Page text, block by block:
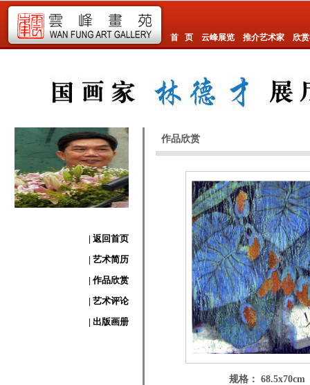
首 页 云峰展览 推介艺术家 欣
| 返回首页
| 艺术简历
| 作品欣赏
| 艺术评论
| 出版画册
作品欣赏
规格： 68.5x70cm